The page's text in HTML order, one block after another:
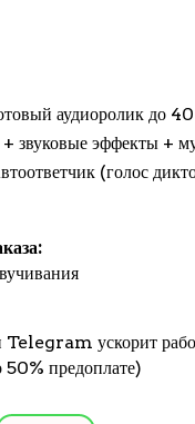
аудиоролик до
+ звуковые эффекты +
(голос
Telegram ускорит
50% предоплате)